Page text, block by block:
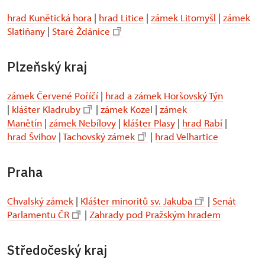
hrad Kunětická hora | hrad Litice | zámek Litomyšl | zámek
Slatiňany | Staré Ždánice
Plzeňský kraj
zámek Červené Poříčí | hrad a zámek Horšovský Týn
| klášter Kladruby | zámek Kozel | zámek
Manětín | zámek Nebílovy | klášter Plasy | hrad Rabí |
hrad Švihov |Tachovský zámek | hrad Velhartice
Praha
Chvalský zámek | Klášter minoritů sv. Jakuba | Senát
Parlamentu ČR
| Zahrady pod Pražským hradem
Středočeský kraj